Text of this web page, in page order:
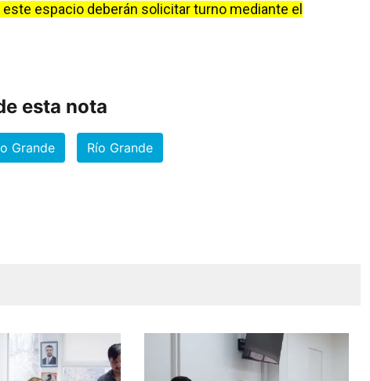
espacio deberán solicitar turno mediante el
esta nota
Grande Río Grande